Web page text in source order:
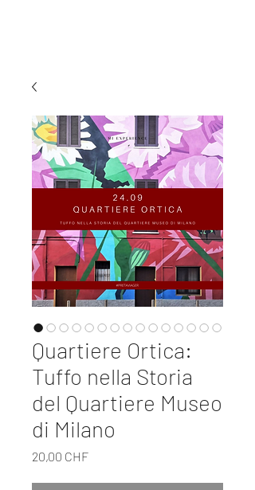
Quartiere Ortica:
Tuffo nella Storia
del Quartiere Museo
di Milano
20,00 CHFPrezzo